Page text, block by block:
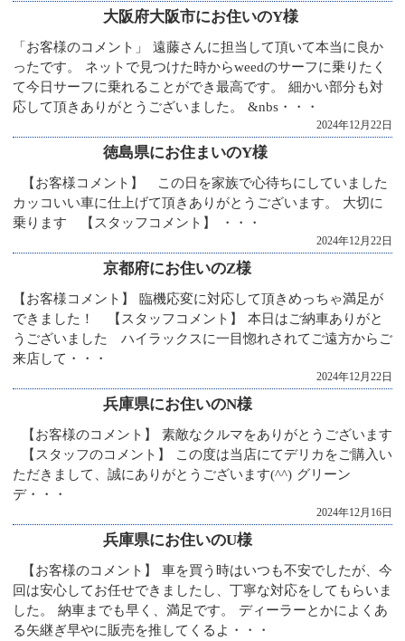
大阪府大阪市にお住いのY様
「お客様のコメント」 遠藤さんに担当して頂いて本当に良か
ったです。 ネットで見つけた時からweedのサーフに乗りたく
て今日サーフに乗れることができ最高です。 細かい部分も対
応して頂きありがとうございました。 &nbs・・・
2024年12月22日
徳島県にお住まいのY様
【お客様コメント】 この日を家族で心待ちにしていました
カッコいい車に仕上げて頂きありがとうございます。 大切に
乗ります 【スタッフコメント】 ・・・
2024年12月22日
京都府にお住いのZ様
【お客様コメント】 臨機応変に対応して頂きめっちゃ満足が
できました！ 【スタッフコメント】 本日はご納車ありがと
うございました ハイラックスに一目惚れされてご遠方からご
来店して・・・
2024年12月22日
兵庫県にお住いのN様
【お客様のコメント】 素敵なクルマをありがとうございます
【スタッフのコメント】 この度は当店にてデリカをご購入い
ただきまして、誠にありがとうございます(^^) グリーン
デ・・・
2024年12月16日
兵庫県にお住いのU様
【お客様のコメント】 車を買う時はいつも不安でしたが、今
回は安心してお任せできましたし、丁寧な対応をしてもらいま
した。 納車までも早く、満足です。 ディーラーとかによくあ
る矢継ぎ早やに販売を推してくるよ・・・